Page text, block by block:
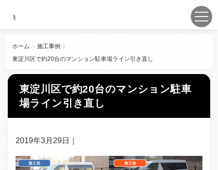
ホーム
施工事例
東淀川区で約20台のマンション駐車場ライン引き直し
東淀川区で約20台のマンション駐車
場ライン引き直し
2019年3月29日